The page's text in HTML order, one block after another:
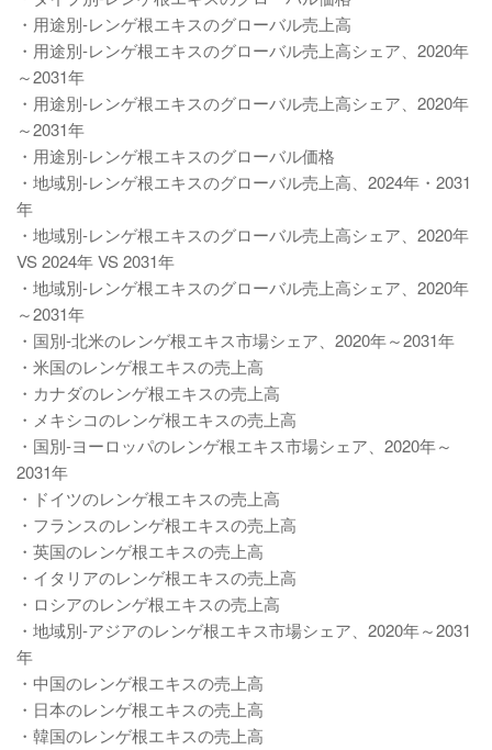
・用途別-レンゲ根エキスのグローバル売上高
・用途別-レンゲ根エキスのグローバル売上高シェア、2020年
～2031年
・用途別-レンゲ根エキスのグローバル売上高シェア、2020年
～2031年
・用途別-レンゲ根エキスのグローバル価格
・地域別-レンゲ根エキスのグローバル売上高、2024年・2031
年
・地域別-レンゲ根エキスのグローバル売上高シェア、2020年
VS 2024年 VS 2031年
・地域別-レンゲ根エキスのグローバル売上高シェア、2020年
～2031年
・国別-北米のレンゲ根エキス市場シェア、2020年～2031年
・米国のレンゲ根エキスの売上高
・カナダのレンゲ根エキスの売上高
・メキシコのレンゲ根エキスの売上高
・国別-ヨーロッパのレンゲ根エキス市場シェア、2020年～
2031年
・ドイツのレンゲ根エキスの売上高
・フランスのレンゲ根エキスの売上高
・英国のレンゲ根エキスの売上高
・イタリアのレンゲ根エキスの売上高
・ロシアのレンゲ根エキスの売上高
・地域別-アジアのレンゲ根エキス市場シェア、2020年～2031
年
・中国のレンゲ根エキスの売上高
・日本のレンゲ根エキスの売上高
・韓国のレンゲ根エキスの売上高